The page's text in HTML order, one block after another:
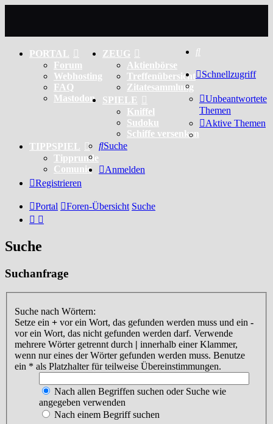
PORTAL
Forum
Webhosting
FAQ
Mastodon
ZEUG
Aktienbörse
Treffenübersicht
Zitatesammlung
SPIELE
Kniffel
Sudoku
Schiffe versenken
TIPPSPIEL
Tipprunde
Comunio
Schnellzugriff
Unbeantwortete
Themen
Aktive Themen
Suche
Anmelden
Registrieren
Portal Foren-Übersicht Suche
Suche
Suchanfrage
Suche nach Wörtern:
Setze ein + vor ein Wort, das gefunden werden muss und ein -
vor ein Wort, das nicht gefunden werden darf. Verwende
mehrere Wörter getrennt durch | innerhalb einer Klammer,
wenn nur eines der Wörter gefunden werden muss. Benutze
ein * als Platzhalter für teilweise Übereinstimmungen.
Nach allen Begriffen suchen oder Suche wie
angegeben verwenden
Nach einem Begriff suchen